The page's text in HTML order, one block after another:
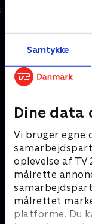
Samtykke
Dine data
Vi bruger egne
oplevelse af
målrette
målrettet
platforme. Du
befolkningen i
Andre så også